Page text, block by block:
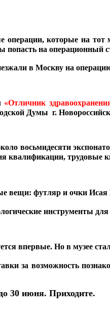
операции, которые на
попасть на операционный
в Москву на
«Отличник
Думы г.
восьмидесяти
квалификации, трудовые
вещи: футляр и очки
инструменты
впервые. Но в музее
за возможность
30 июня. Приходите.